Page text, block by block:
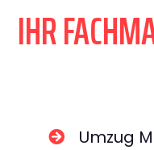
IHR
Umzug